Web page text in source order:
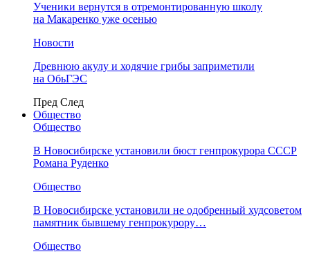
Ученики вернутся в отремонтированную школу
на Макаренко уже осенью
Новости
Древнюю акулу и ходячие грибы заприметили
на ОбьГЭС
Пред След
Общество
Общество
В Новосибирске установили бюст генпрокурора СССР
Романа Руденко
Общество
В Новосибирске установили не одобренный худсоветом
памятник бывшему генпрокурору…
Общество